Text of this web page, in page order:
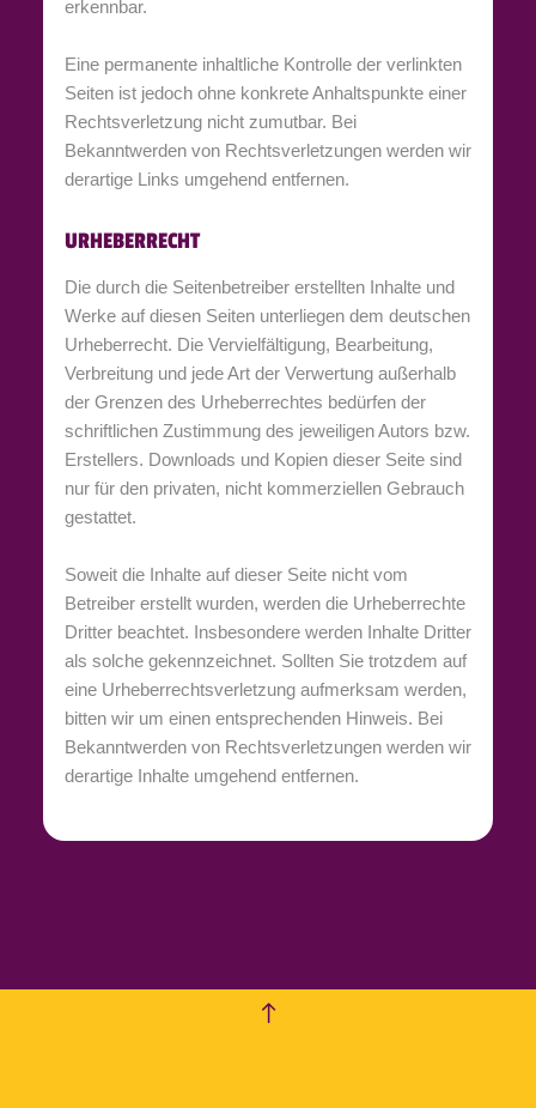
erkennbar.
Eine permanente inhaltliche Kontrolle der verlinkten
Seiten ist jedoch ohne konkrete Anhaltspunkte einer
Rechtsverletzung nicht zumutbar. Bei
Bekanntwerden von Rechtsverletzungen werden wir
derartige Links umgehend entfernen.
URHEBERRECHT
Die durch die Seitenbetreiber erstellten Inhalte und
Werke auf diesen Seiten unterliegen dem deutschen
Urheberrecht. Die Vervielfältigung, Bearbeitung,
Verbreitung und jede Art der Verwertung außerhalb
der Grenzen des Urheberrechtes bedürfen der
schriftlichen Zustimmung des jeweiligen Autors bzw.
Erstellers. Downloads und Kopien dieser Seite sind
nur für den privaten, nicht kommerziellen Gebrauch
gestattet.
Soweit die Inhalte auf dieser Seite nicht vom
Betreiber erstellt wurden, werden die Urheberrechte
Dritter beachtet. Insbesondere werden Inhalte Dritter
als solche gekennzeichnet. Sollten Sie trotzdem auf
eine Urheberrechtsverletzung aufmerksam werden,
bitten wir um einen entsprechenden Hinweis. Bei
Bekanntwerden von Rechtsverletzungen werden wir
derartige Inhalte umgehend entfernen.